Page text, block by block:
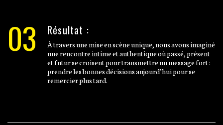
03 Résultat :
À travers une mise en scène unique, nous avons imaginé
une rencontre intime et authentique où passé, présent
et futur se croisent pour transmettre un message fort :
prendre les bonnes décisions aujourd’hui pour se
remercier plus tard.